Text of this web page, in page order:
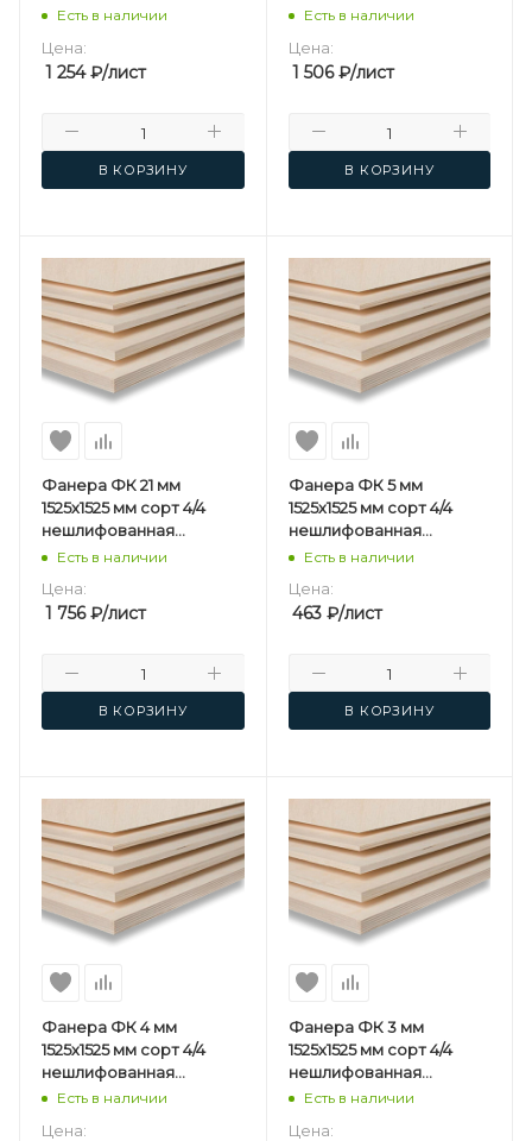
березовая
Есть в наличии
Цена:
1 254₽/лист
В КОРЗИНУ
березовая
Есть в наличии
Цена:
1 506₽/лист
В КОРЗИНУ
Фанера ФК 21 мм
1525х1525 мм сорт 4/4
нешлифованная
березовая
Есть в наличии
Цена:
1 756₽/лист
В КОРЗИНУ
Фанера ФК 5 мм
1525х1525 мм сорт 4/4
нешлифованная
березовая
Есть в наличии
Цена:
463₽/лист
В КОРЗИНУ
Фанера ФК 4 мм
1525х1525 мм сорт 4/4
нешлифованная
березовая
Есть в наличии
Цена:
Фанера ФК 3 мм
1525х1525 мм сорт 4/4
нешлифованная
березовая
Есть в наличии
Цена: